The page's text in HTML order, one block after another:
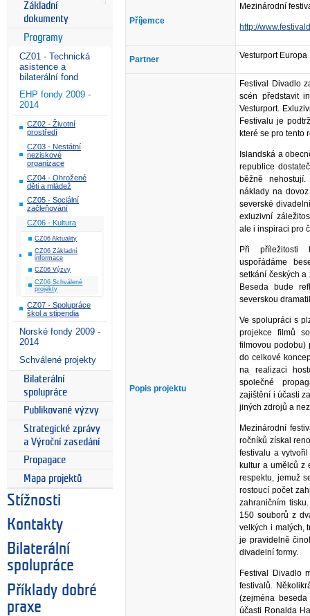
Základní
dokumenty
Programy
CZ01 - Technická
asistence a
bilaterální fond
EHP fondy 2009 -
2014
CZ02 - Životní
prostředí
CZ03 - Nestátní
neziskové
organizace
CZ04 - Ohrožené
děti a mládež
CZ05 - Sociální
začleňování
CZ06 - Kultura
CZ06 Aktuality
CZ06 Základní
informace
CZ06 Výzvy
CZ06 Schválené
projekty
CZ07 - Spolupráce
škol a stipendia
Norské fondy 2009 -
2014
Schválené projekty
Bilaterální
spolupráce
Publikované výzvy
Strategické zprávy
a Výroční zasedání
Propagace
Mapa projektů
Stížnosti
Kontakty
Bilaterální
spolupráce
Příklady dobré
praxe
Příjemce
Mezinárodní
http://
Partner Vesturport Europa
Popis projektu
Festival Divadlo
scén představit
Vesturport.
Festivalu je
které se pro tento
Islandská a
republice
běžně
náklady na
severské
exluzivní
ale i inspiraci pro
Při příležitosti
uspořádáme
setkání českých
Beseda bude
severskou
Ve spolupráci s
projekce filmů
filmovou podobu)
do celkové
na realizaci
společné
zajištění i účasti
jiných zdrojů a
Mezinárodní
ročníků získal
festivalu a
kultur a umělců z
respektu, jemuž
rostoucí počet
zahraničním
150 souborů z
velkých i malých,
je pravidelně
divadelní formy.
Festival Divadlo
festivalů.
(zejména
účasti Ronalda